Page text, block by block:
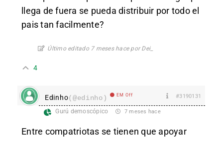
llega de fuera se pueda distribuir por todo el
pais tan facilmente?
Último editado 7 meses hace por Dei_
4
Edinho(@edinho) EM Off #3190131
Gurú demoscópico 7 meses hace
Entre compatriotas se tienen que apoyar